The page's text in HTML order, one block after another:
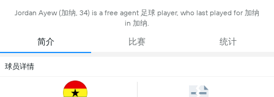
Jordan Ayew (加纳, 34) is a free agent 足球 player, who last played for 加纳
in 加纳.
简介 比赛 统计
球员详情